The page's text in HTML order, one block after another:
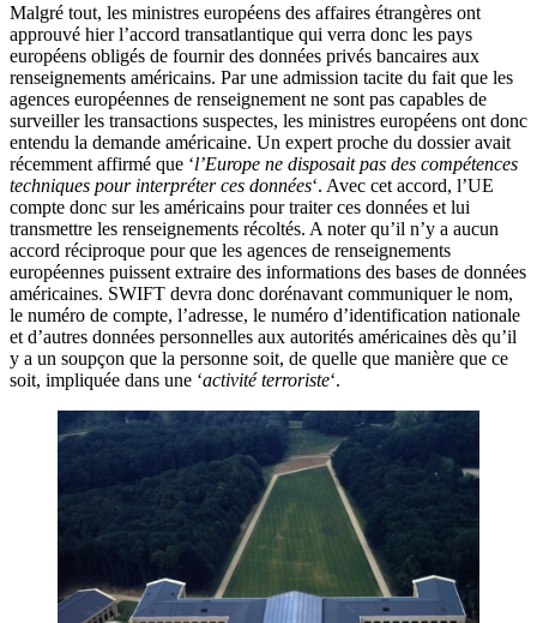
Malgré tout, les ministres européens des affaires étrangères ont
approuvé hier l’accord transatlantique qui verra donc les pays
européens obligés de fournir des données privés bancaires aux
renseignements américains. Par une admission tacite du fait que les
agences européennes de renseignement ne sont pas capables de
surveiller les transactions suspectes, les ministres européens ont donc
entendu la demande américaine. Un expert proche du dossier avait
récemment affirmé que ‘l’Europe ne disposait pas des compétences
techniques pour interpréter ces données‘. Avec cet accord, l’UE
compte donc sur les américains pour traiter ces données et lui
transmettre les renseignements récoltés. A noter qu’il n’y a aucun
accord réciproque pour que les agences de renseignements
européennes puissent extraire des informations des bases de données
américaines. SWIFT devra donc dorénavant communiquer le nom,
le numéro de compte, l’adresse, le numéro d’identification nationale
et d’autres données personnelles aux autorités américaines dès qu’il
y a un soupçon que la personne soit, de quelle que manière que ce
soit, impliquée dans une ‘activité terroriste‘.